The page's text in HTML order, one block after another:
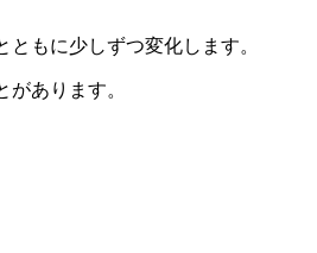
もに少しずつ変化します。
あります。